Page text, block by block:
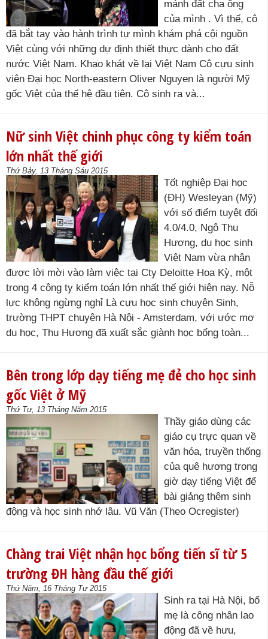
mảnh đất cha ông
của mình . Vì thế, cô
đã bắt tay vào hành trình tự mình khám phá cội nguồn
Việt cùng với những dự định thiết thực dành cho đất
nước Việt Nam. Khao khát về lại Việt Nam Cô cựu sinh
viên Đại học North-eastern Oliver Nguyen là người Mỹ
gốc Việt của thế hệ đầu tiên. Cô sinh ra và...
Nữ sinh Việt chinh phục công ty kiểm toán
lớn nhất thế giới
Thứ Bảy, 13 Tháng Sáu 2015
Tốt nghiệp Đại học
(ĐH) Wesleyan (Mỹ)
với số điểm tuyệt đối
4.0/4.0, Ngô Thu
Hương, du học sinh
Việt Nam vừa nhận
được lời mời vào làm việc tại Cty Deloitte Hoa Kỳ, một
trong 4 công ty kiểm toán lớn nhất thế giới hiện nay. Nỗ
lực không ngừng nghỉ Là cựu học sinh chuyên Sinh,
trường THPT chuyên Hà Nội - Amsterdam, với ước mơ
du học, Thu Hương đã xuất sắc giành học bổng toàn...
Bên trong lớp dạy tiếng mẹ đẻ cho học sinh
gốc Việt ở Mỹ
Thứ Tư, 13 Tháng Năm 2015
Thầy giáo dùng các
giáo cụ trực quan về
văn hóa, truyền thống
của quê hương trong
giờ dạy tiếng Việt để
bài giảng thêm sinh
động và học sinh nhớ lâu. Vũ Văn (Theo Ocregister)
Chàng trai Việt nhận học bổng tiến sĩ từ 5
trường ĐH hàng đầu thế giới
Thứ Năm, 16 Tháng Tư 2015
Sinh ra tại Hà Nội, bố
mẹ là công nhân lao
động đã về hưu,